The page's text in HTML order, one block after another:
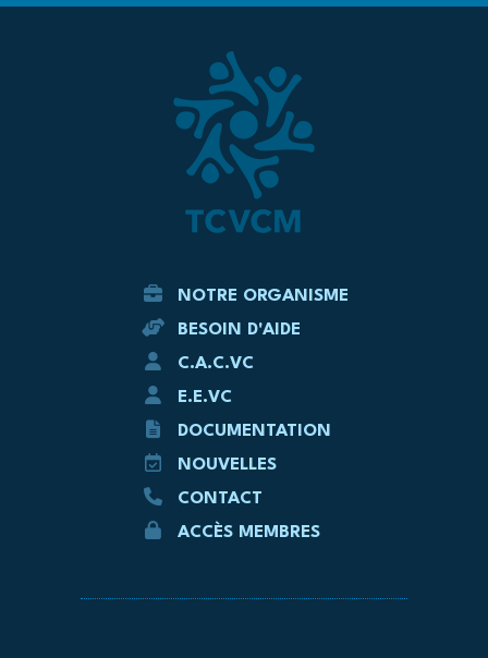
NOTRE ORGANISME
BESOIN D'AIDE
C.A.C.VC
E.E.VC
DOCUMENTATION
NOUVELLES
CONTACT
ACCÈS MEMBRES